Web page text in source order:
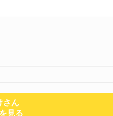
さん
見る